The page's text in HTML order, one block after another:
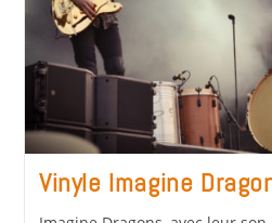
Vinyle Imagine